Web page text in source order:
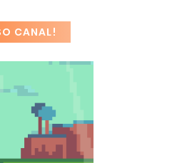
CANAL!